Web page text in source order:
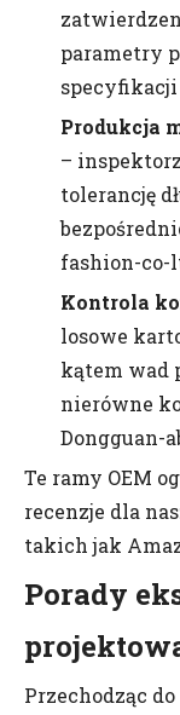
parametry
specyfikacji
Produkcja
–
tolerancję
fashion-co-
Kontrola
losowe
kątem wad
nierówne
Dongguan-
Te ramy OEM
recenzje dla
takich jak
Porady
Przechodząc